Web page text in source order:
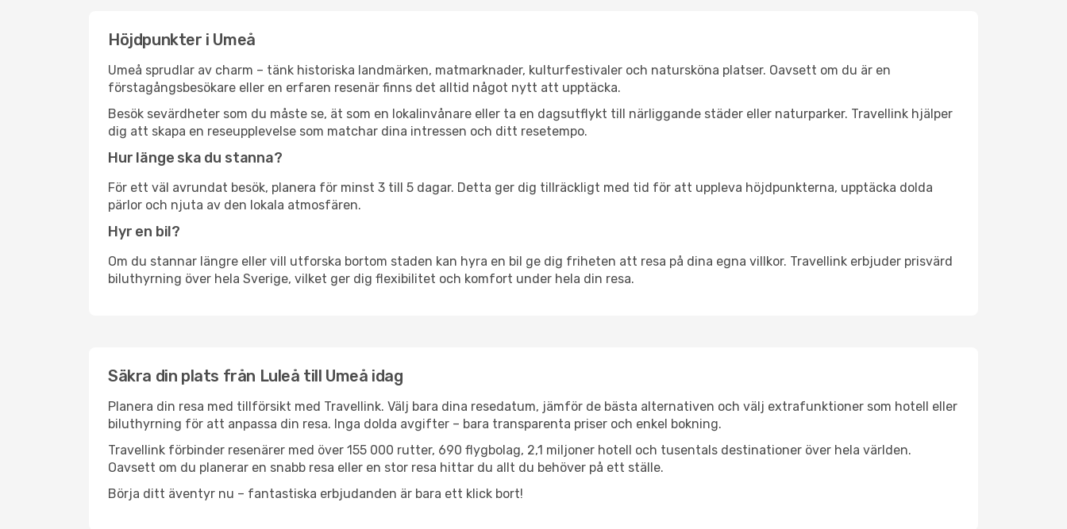
Höjdpunkter i Umeå
Umeå sprudlar av charm – tänk historiska landmärken, matmarknader, kulturfestivaler och natursköna platser. Oavsett om du är en
förstagångsbesökare eller en erfaren resenär finns det alltid något nytt att upptäcka.
Besök sevärdheter som du måste se, ät som en lokalinvånare eller ta en dagsutflykt till närliggande städer eller naturparker. Travellink hjälper
dig att skapa en reseupplevelse som matchar dina intressen och ditt resetempo.
Hur länge ska du stanna?
För ett väl avrundat besök, planera för minst 3 till 5 dagar. Detta ger dig tillräckligt med tid för att uppleva höjdpunkterna, upptäcka dolda
pärlor och njuta av den lokala atmosfären.
Hyr en bil?
Om du stannar längre eller vill utforska bortom staden kan hyra en bil ge dig friheten att resa på dina egna villkor. Travellink erbjuder prisvärd
biluthyrning över hela Sverige, vilket ger dig flexibilitet och komfort under hela din resa.
Säkra din plats från Luleå till Umeå idag
Planera din resa med tillförsikt med Travellink. Välj bara dina resedatum, jämför de bästa alternativen och välj extrafunktioner som hotell eller
biluthyrning för att anpassa din resa. Inga dolda avgifter – bara transparenta priser och enkel bokning.
Travellink förbinder resenärer med över 155 000 rutter, 690 flygbolag, 2,1 miljoner hotell och tusentals destinationer över hela världen.
Oavsett om du planerar en snabb resa eller en stor resa hittar du allt du behöver på ett ställe.
Börja ditt äventyr nu – fantastiska erbjudanden är bara ett klick bort!